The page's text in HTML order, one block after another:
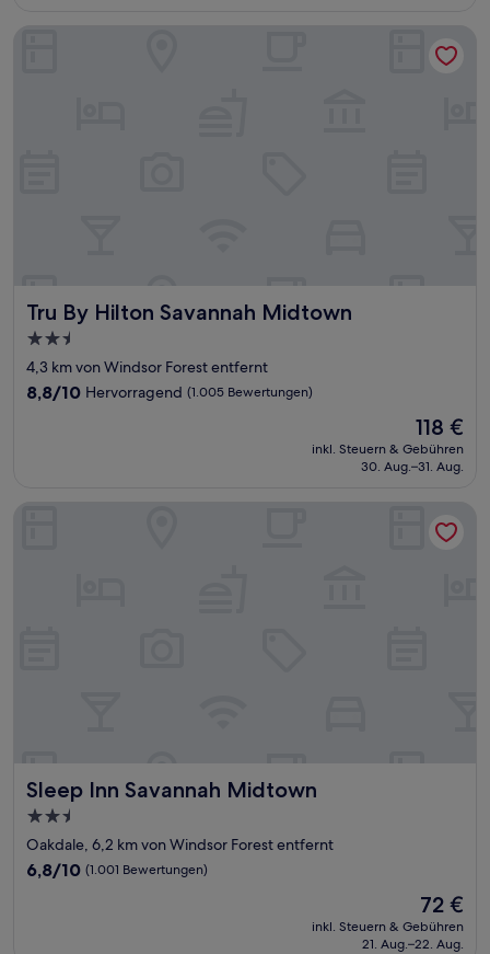
Bewertungen)
Tru By Hilton Savannah Midtown
Tru By Hilton Savannah Midtown
2.5-
Sterne-
Unterkunft
4,3 km von Windsor Forest entfernt
8.8
8,8/10 Hervorragend (1.005 Bewertungen)
Der
Preis
beträgt
118 €
inkl. Steuern & Gebühren
30. Aug.–31. Aug.
Tru By Hilton Savannah Midtown
Sleep Inn Savannah Midtown
Sleep Inn Savannah Midtown
2.5-
Sterne-
Unterkunft
Oakdale, 6,2 km von Windsor Forest entfernt
6.8
6,8/10 (1.001 Bewertungen)
Der
Preis
beträgt
72 €
inkl. Steuern & Gebühren
21. Aug.–22. Aug.